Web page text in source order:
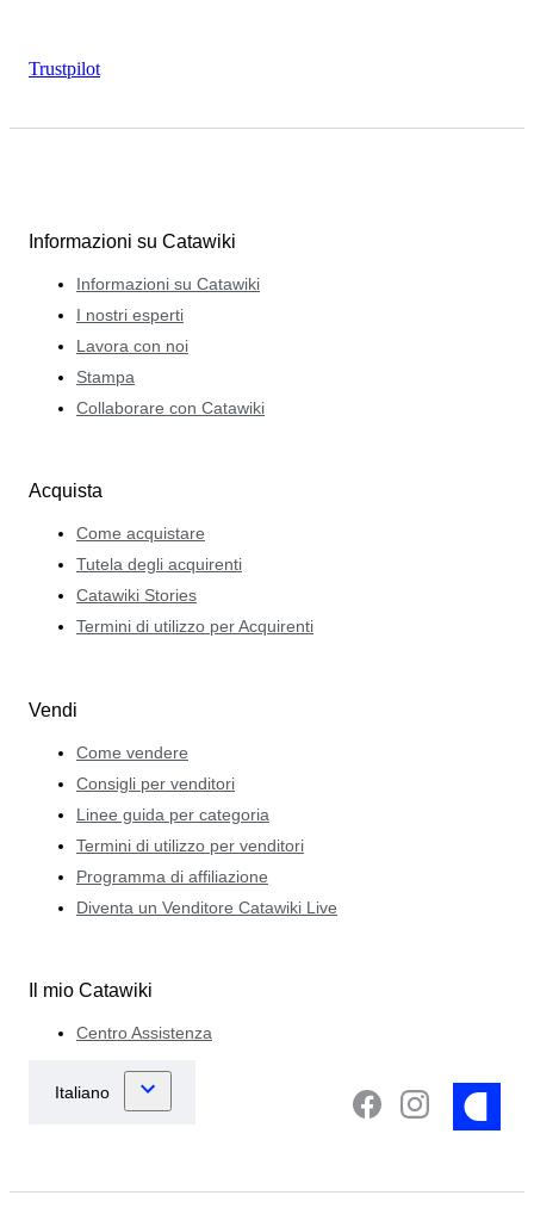
Trustpilot
Informazioni su Catawiki
Informazioni su Catawiki
I nostri esperti
Lavora con noi
Stampa
Collaborare con Catawiki
Acquista
Come acquistare
Tutela degli acquirenti
Catawiki Stories
Termini di utilizzo per Acquirenti
Vendi
Come vendere
Consigli per venditori
Linee guida per categoria
Termini di utilizzo per venditori
Programma di affiliazione
Diventa un Venditore Catawiki Live
Il mio Catawiki
Centro Assistenza